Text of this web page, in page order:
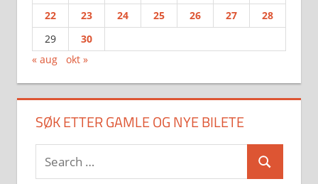
22
23 24 25 26 27
28
29
30
« aug
okt »
SØK ETTER GAMLE OG NYE BILETE
Search
for:
Search